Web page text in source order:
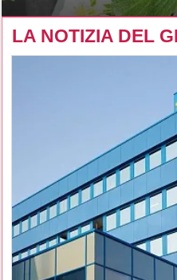
LA NOTIZIA DEL